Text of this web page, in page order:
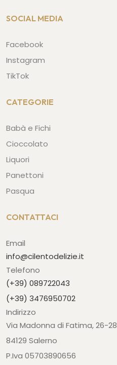
SOCIAL MEDIA
Facebook
Instagram
TikTok
CATEGORIE
Babà e Fichi
Cioccolato
Liquori
Panettoni
Pasqua
CONTATTACI
Email
info@cilentodelizie.it
Telefono
(+39) 089722043
(+39) 3476950702
Indirizzo
Via Madonna di Fatima, 26-28
84129 Salerno
P.Iva 05703890656